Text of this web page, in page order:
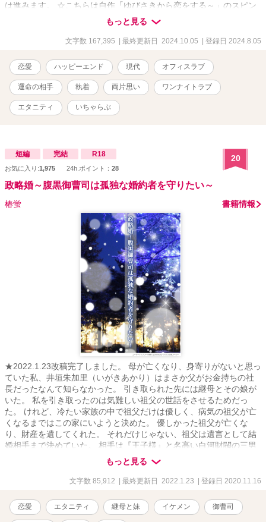
は進みます。 ☆こちらは自作「ゆびさきから恋をする～」のスピン
オフ作品になります。この作品からでも読めますが、出てくるキャ
ラを知ってもらえているとより楽しめるかもです。もし良ければそ
ちらも覗いてもらえたら嬉しいです。 ⭐︎本編完結 ⭐︎続編連載開始
ろしくお願いします！！
もっと見る
文字数 167,395 | 最終更新日 2024.10.05 | 登録日 2024.8.05
恋愛 ハッピーエンド 現代 オフィスラブ
運命の相手 執着 両片思い ワンナイトラブ
エタニティ いちゃらぶ
短編 完結 R18
お気に入り:1,975 24h.ポイント： 28
20
政略婚～腹黒御曹司は孤独な婚約者を守りたい～
椿蛍 書籍情報
★2022.1.23改稿完了しました。 母が亡くなり、身寄りがないと思っ
ていた私、井垣朱加里（いがきあかり）はまさか父がお金持ちの社
長だったなんて知らなかった。 引き取られた先には継母とその娘が
いた。 私を引き取ったのは気難しい祖父の世話をさせるためだっ
た。 けれど、冷たい家族の中で祖父だけは優しく、病気の祖父が亡
くなるまではこの家にいようと決めた。 優しかった祖父が亡くな
り、財産を遺してくれた。 それだけじゃない、祖父は遺言として結
婚相手まで決めていた。 相手は『王子様』と名高い白河財閥の三男
白河壱都(しらかわいちと)。 彼は裏表のあるくせ者で、こんな男が
私の結婚相手！？ 父と継母は財産を奪われたと怒り狂うし、異母妹
は婚約者を盗られたと言うし。 私が全てを奪ったと、完全に悪者に
・R－１８には※R－１８マークをつけます。 ・飛ばして読むことも
可能です。
もっと見る
文字数 85,912 | 最終更新日 2022.1.23 | 登録日 2020.11.16
恋愛 エタニティ 継母と妹 イケメン 御曹司